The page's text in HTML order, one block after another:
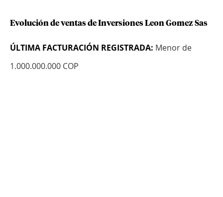
Evolución de ventas de Inversiones Leon Gomez Sas
ÚLTIMA FACTURACIÓN REGISTRADA: Menor de
1.000.000.000 COP